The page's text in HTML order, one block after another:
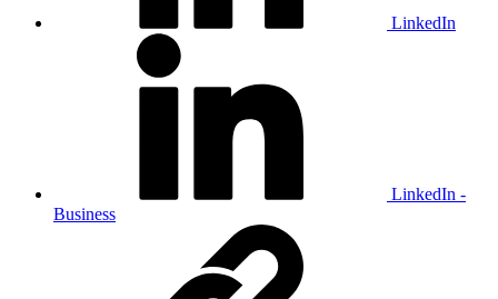
LinkedIn
LinkedIn -
Business